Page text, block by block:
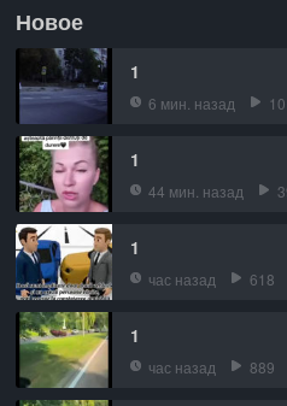
Новое
1
6 мин. назад 10
1
44 мин. назад
1
час назад 618
1
час назад 889